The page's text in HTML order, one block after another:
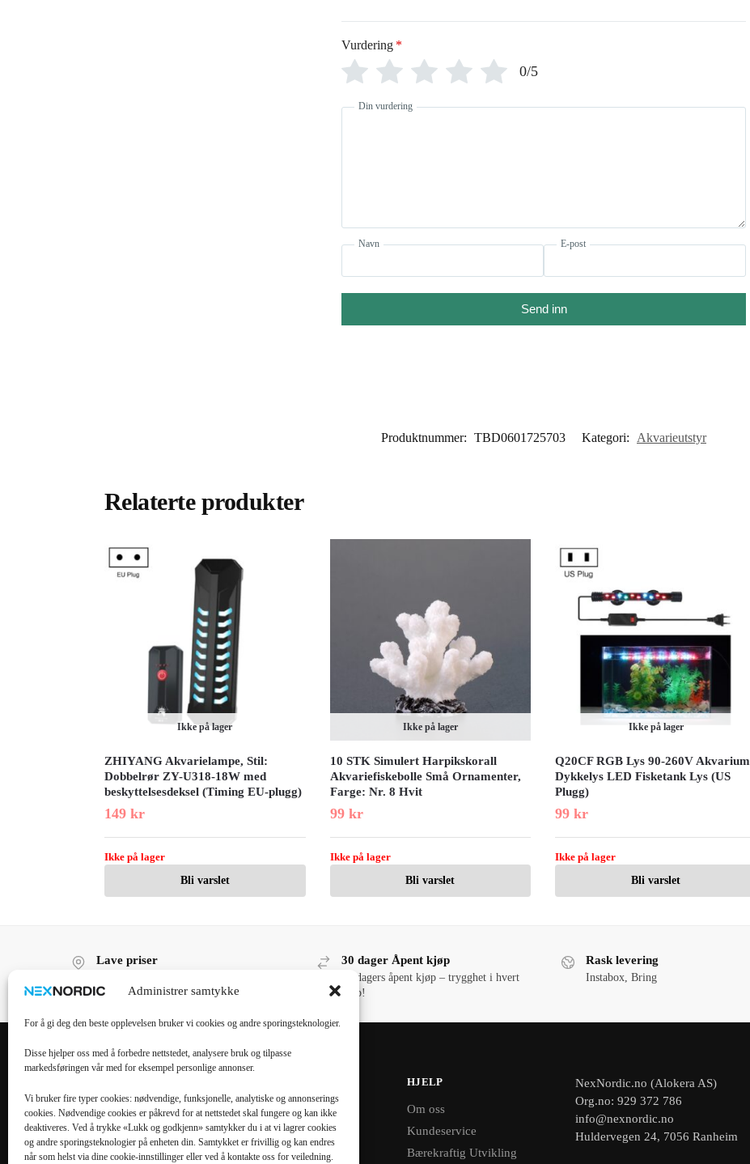
Administrer samtykke
For å gi deg den beste opplevelsen bruker vi cookies og andre sporingsteknologier.
Disse hjelper oss med å forbedre nettstedet, analysere bruk og tilpasse
markedsføringen vår med for eksempel personlige annonser.
Vi bruker fire typer cookies: nødvendige, funksjonelle, analytiske og annonserings
cookies. Nødvendige cookies er påkrevd for at nettstedet skal fungere og kan ikke
deaktiveres. Ved å trykke «Lukk og godkjenn» samtykker du i at vi lagrer cookies
og andre sporingsteknologier på enheten din. Samtykket er frivillig og kan endres
når som helst via dine cookie-innstillinger eller ved å kontakte oss for veiledning.
Vurdering *
0/5
Din vurdering
Navn E-post
Send inn
Produktnummer: TBD0601725703 Kategori: Akvarieutstyr
Relaterte produkter
Ikke på lager
ZHIYANG Akvarielampe, Stil:
Dobbelrør ZY-U318-18W med
beskyttelsesdeksel (Timing EU-plugg)
149 kr
Ikke på lager
Bli varslet
Ikke på lager
10 STK Simulert Harpikskorall
Akvariefiskebolle Små Ornamenter,
Farge: Nr. 8 Hvit
99 kr
Ikke på lager
Bli varslet
Ikke på lager
Q20CF RGB Lys 90-260V Akvarium
Dykkelys LED Fisketank Lys (US
Plugg)
99kr
Ikke på lager
Bli varslet
Lave priser 30 dager Åpent kjøp
30 dagers åpent kjøp – trygghet i hvert
kjøp!
Rask levering
Instabox, Bring
KATEGORIER
Mobiltilbehør
Tilbehør til nettbrett
MOBILTILBEHØR
iPhone 16 Pro Max
iPhone 16 Pro
HJELP
Om oss
Kundeservice
Bærekraftig Utvikling
NexNordic.no (Alokera AS)
Org.no: 929 372 786
info@nexnordic.no
Huldervegen 24, 7056 Ranheim